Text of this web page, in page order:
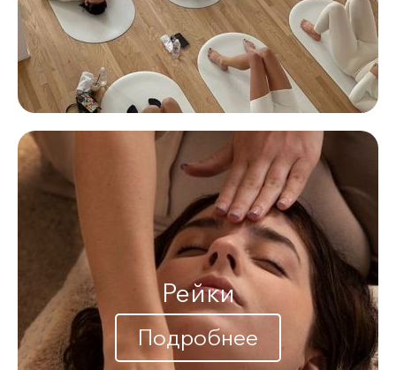
Рейки
Подробнее